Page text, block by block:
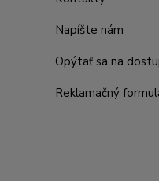
Napíšte nám
Opýtať sa na
Reklamačný